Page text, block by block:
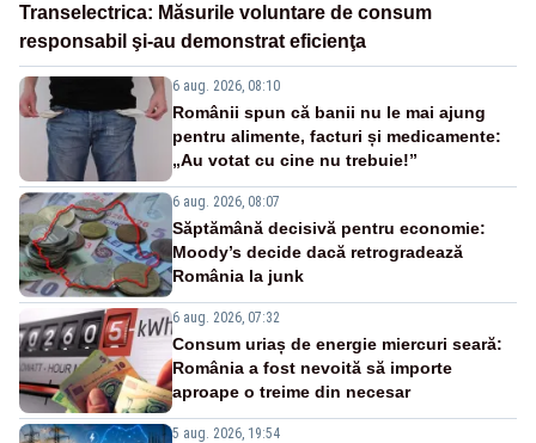
Transelectrica: Măsurile voluntare de consum
responsabil şi-au demonstrat eficienţa
6 aug. 2026, 08:10
Românii spun că banii nu le mai ajung
pentru alimente, facturi și medicamente:
„Au votat cu cine nu trebuie!”
6 aug. 2026, 08:07
Săptămână decisivă pentru economie:
Moody’s decide dacă retrogradează
România la junk
6 aug. 2026, 07:32
Consum uriaș de energie miercuri seară:
România a fost nevoită să importe
aproape o treime din necesar
5 aug. 2026, 19:54